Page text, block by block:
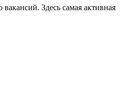
вакансий. Здесь самая активная